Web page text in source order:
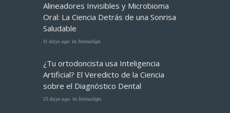
Alineadores Invisibles y Microbioma
Oral: La Ciencia Detrás de una Sonrisa
Saludable
11 days ago in Invisalign
¿Tu ortodoncista usa Inteligencia
Artificial? El Veredicto de la Ciencia
sobre el Diagnóstico Dental
15 days ago in Invisalign